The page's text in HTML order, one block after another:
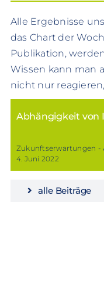
Alle Ergebnisse
das Chart der
Publikation,
Wissen kann man
nicht nur
Abhängigkeit von
Zukunftserwartungen -
4. Juni 2022
alle Beiträge